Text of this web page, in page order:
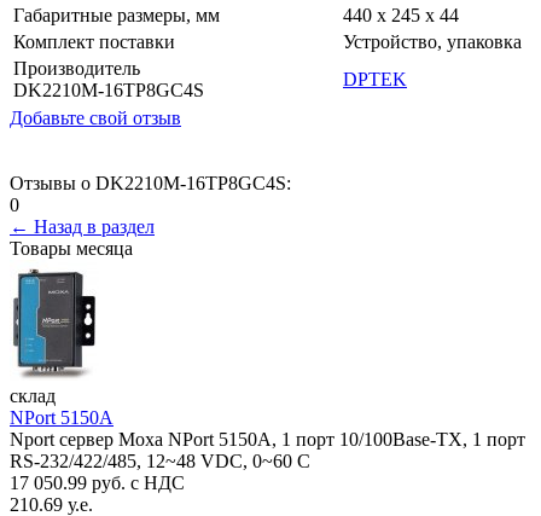
Габаритные размеры, мм
440 x 245 x 44
Комплект поставки
Устройство, упаковка
Производитель
DK2210M-16TP8GC4S
DPTEK
Добавьте свой отзыв
Отзывы о DK2210M-16TP8GC4S:
0
← Назад в раздел
Товары месяца
склад
NPort 5150A
Nport сервер Moxa NPort 5150A, 1 порт 10/100Base-TX, 1 порт
RS-232/422/485, 12~48 VDC, 0~60 С
17 050.99 руб. с НДС
210.69 у.е.